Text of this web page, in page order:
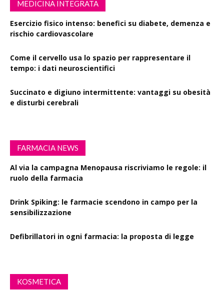
MEDICINA INTEGRATA
Esercizio fisico intenso: benefici su diabete, demenza e
rischio cardiovascolare
Come il cervello usa lo spazio per rappresentare il
tempo: i dati neuroscientifici
Succinato e digiuno intermittente: vantaggi su obesità
e disturbi cerebrali
FARMACIA NEWS
Al via la campagna Menopausa riscriviamo le regole: il
ruolo della farmacia
Drink Spiking: le farmacie scendono in campo per la
sensibilizzazione
Defibrillatori in ogni farmacia: la proposta di legge
KOSMETICA